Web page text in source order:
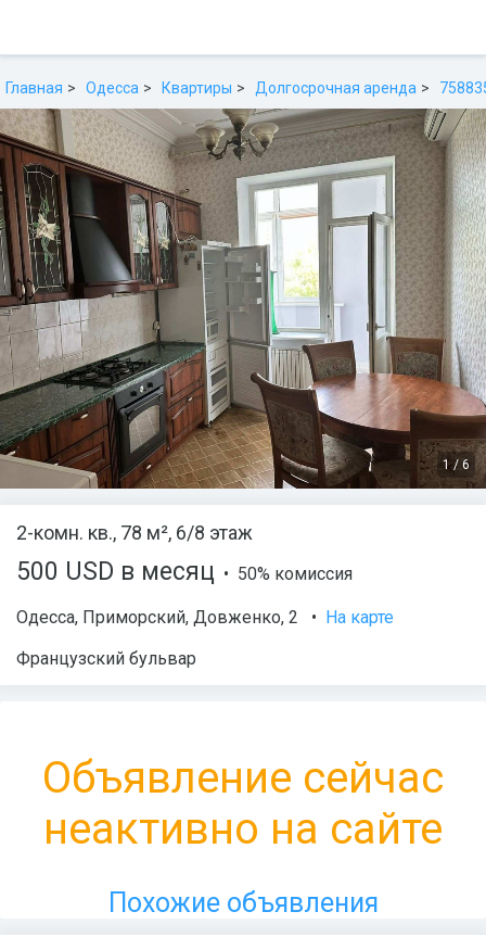
Главная Одесса Квартиры Долгосрочная аренда
1/ 6
2-комн. кв., 78 м², 6/8 этаж
500 USD в месяц • 50% комиссия
Одесса, Приморский, Довженко, 2 • На карте
Французский бульвар
Объявление сейчас
неактивно на сайте
Похожие объявления